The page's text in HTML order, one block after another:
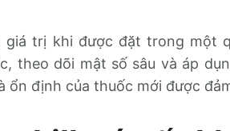
giá trị khi được đặt trong một
theo dõi mật số sâu và áp
định của thuốc mới được